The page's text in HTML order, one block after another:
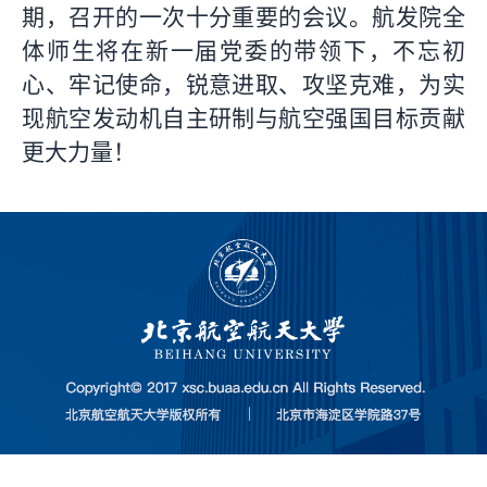
期，召开的一次十分重要的会议。航发院全
体师生将在新一届党委的带领下，不忘初
心、牢记使命，锐意进取、攻坚克难，为实
现航空发动机自主研制与航空强国目标贡献
更大力量！